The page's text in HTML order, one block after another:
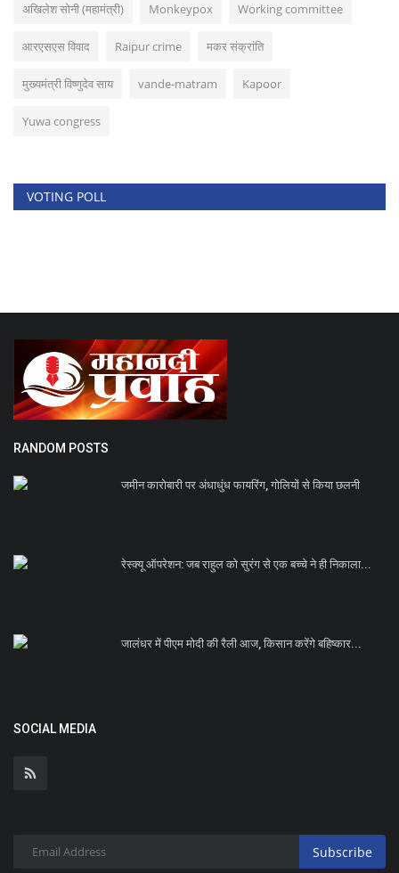
अखिलेश सोनी (महामंत्री) Monkeypox Working committee
आरएसएस विवाद Raipur crime मकर संक्रांति
मुख्यमंत्री विष्णुदेव साय vande-matram Kapoor
Yuwa congress
VOTING POLL
RANDOM POSTS
जमीन कारोबारी पर अंधाधुंध फायरिंग, गोलियों से किया छलनी
रेस्क्यू ऑपरेशन: जब राहुल को सुरंग से एक बच्चे ने ही निकाला...
जालंधर में पीएम मोदी की रैली आज, किसान करेंगे बहिष्कार...
SOCIAL MEDIA
Subscribe